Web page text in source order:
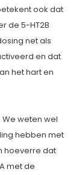
ook dat
de 5-HT2B
net als
en dat
het hart en
weten wel
hebben met
hoeverre dat
met de